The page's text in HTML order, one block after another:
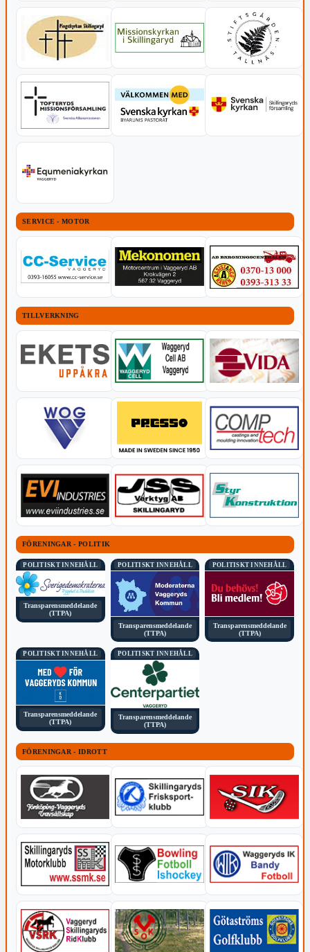
SERVICE - MOTOR
TILLVERKNING
FÖRENINGAR - POLITIK
POLITISKT INNEHÅLL
Transparensmeddelande
(TTPA)
POLITISKT INNEHÅLL
Transparensmeddelande
(TTPA)
POLITISKT INNEHÅLL
Transparensmeddelande
(TTPA)
POLITISKT INNEHÅLL
Transparensmeddelande
(TTPA)
POLITISKT INNEHÅLL
Transparensmeddelande
(TTPA)
FÖRENINGAR - IDROTT